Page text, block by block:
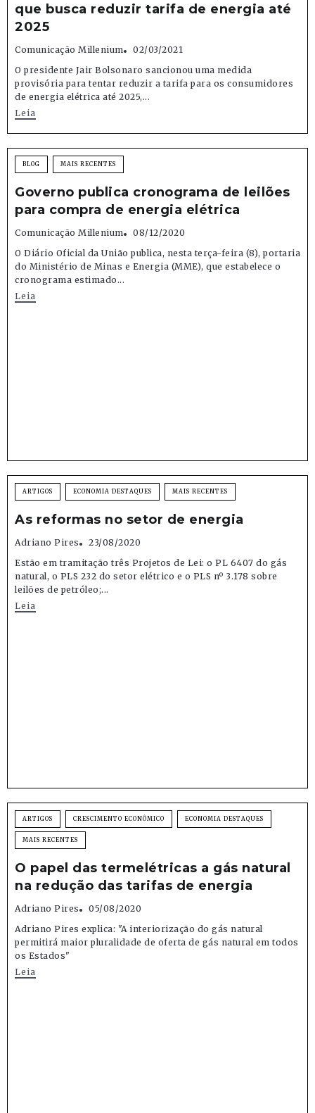
que busca reduzir tarifa de energia até
2025
Comunicação Millenium
02/03/2021
O presidente Jair Bolsonaro sancionou uma medida
provisória para tentar reduzir a tarifa para os consumidores
de energia elétrica até 2025,...
Leia
BLOG MAIS RECENTES
Governo publica cronograma de leilões
para compra de energia elétrica
Comunicação Millenium
08/12/2020
O Diário Oficial da União publica, nesta terça-feira (8), portaria
do Ministério de Minas e Energia (MME), que estabelece o
cronograma estimado...
Leia
ARTIGOS ECONOMIA DESTAQUES MAIS RECENTES
As reformas no setor de energia
Adriano Pires
23/08/2020
Estão em tramitação três Projetos de Lei: o PL 6407 do gás
natural, o PLS 232 do setor elétrico e o PLS nº 3.178 sobre
leilões de petróleo;...
Leia
ARTIGOS CRESCIMENTO ECONÔMICO ECONOMIA DESTAQUES
MAIS RECENTES
O papel das termelétricas a gás natural
na redução das tarifas de energia
Adriano Pires
05/08/2020
Adriano Pires explica: "A interiorização do gás natural
permitirá maior pluralidade de oferta de gás natural em todos
os Estados"
Leia